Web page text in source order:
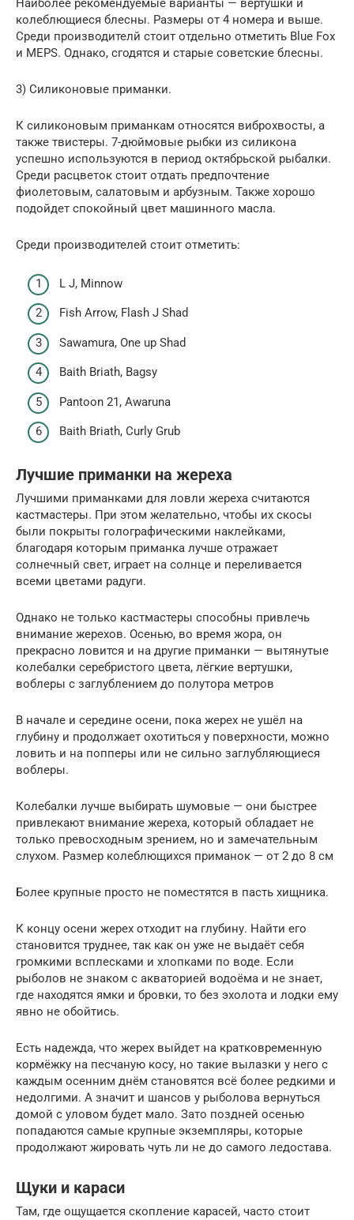
Наиболее рекомендуемые варианты — вертушки и
колеблющиеся блесны. Размеры от 4 номера и выше.
Среди производителй стоит отдельно отметить Blue Fox
и MEPS. Однако, сгодятся и старые советские блесны.
3) Силиконовые приманки.
К силиконовым приманкам относятся виброхвосты, а
также твистеры. 7-дюймовые рыбки из силикона
успешно используются в период октябрьской рыбалки.
Среди расцветок стоит отдать предпочтение
фиолетовым, салатовым и арбузным. Также хорошо
подойдет спокойный цвет машинного масла.
Среди производителей стоит отметить:
L J, Minnow
Fish Arrow, Flash J Shad
Sawamura, One up Shad
Baith Briath, Bagsy
Pantoon 21, Awaruna
Baith Briath, Curly Grub
Лучшие приманки на жереха
Лучшими приманками для ловли жереха считаются
кастмастеры. При этом желательно, чтобы их скосы
были покрыты голографическими наклейками,
благодаря которым приманка лучше отражает
солнечный свет, играет на солнце и переливается
всеми цветами радуги.
Однако не только кастмастеры способны привлечь
внимание жерехов. Осенью, во время жора, он
прекрасно ловится и на другие приманки — вытянутые
колебалки серебристого цвета, лёгкие вертушки,
воблеры с заглублением до полутора метров
В начале и середине осени, пока жерех не ушёл на
глубину и продолжает охотиться у поверхности, можно
ловить и на попперы или не сильно заглубляющиеся
воблеры.
Колебалки лучше выбирать шумовые — они быстрее
привлекают внимание жереха, который обладает не
только превосходным зрением, но и замечательным
слухом. Размер колеблющихся приманок — от 2 до 8 см
Более крупные просто не поместятся в пасть хищника.
К концу осени жерех отходит на глубину. Найти его
становится труднее, так как он уже не выдаёт себя
громкими всплесками и хлопками по воде. Если
рыболов не знаком с акваторией водоёма и не знает,
где находятся ямки и бровки, то без эхолота и лодки ему
явно не обойтись.
Есть надежда, что жерех выйдет на кратковременную
кормёжку на песчаную косу, но такие вылазки у него с
каждым осенним днём становятся всё более редкими и
недолгими. А значит и шансов у рыболова вернуться
домой с уловом будет мало. Зато поздней осенью
попадаются самые крупные экземпляры, которые
продолжают жировать чуть ли не до самого ледостава.
Щуки и караси
Там, где ощущается скопление карасей, часто стоит